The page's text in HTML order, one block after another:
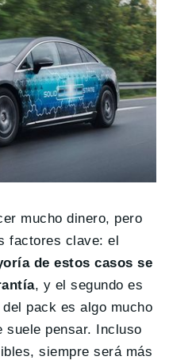
mucho dinero, pero
factores clave: el
de estos casos se
, y el segundo es
pack es algo mucho
suele pensar. Incluso
siempre será más